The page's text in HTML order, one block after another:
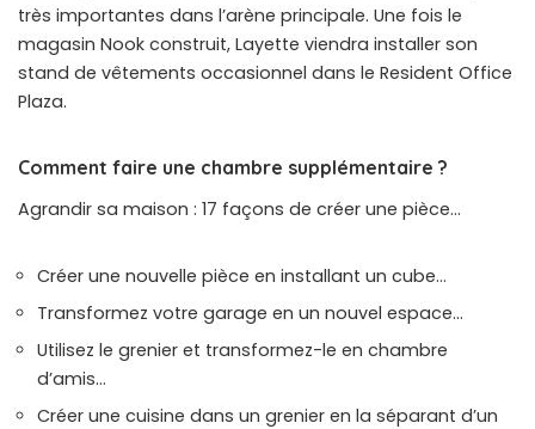
très importantes dans l’arène principale. Une fois le
magasin Nook construit, Layette viendra installer son
stand de vêtements occasionnel dans le Resident Office
Plaza.
Comment faire une chambre supplémentaire ?
Agrandir sa maison : 17 façons de créer une pièce…
Créer une nouvelle pièce en installant un cube…
Transformez votre garage en un nouvel espace…
Utilisez le grenier et transformez-le en chambre
d’amis…
Créer une cuisine dans un grenier en la séparant d’un